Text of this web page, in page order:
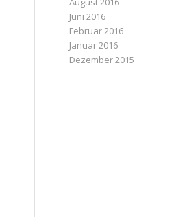
Juni 2016
Februar 2016
Januar 2016
Dezember 2015